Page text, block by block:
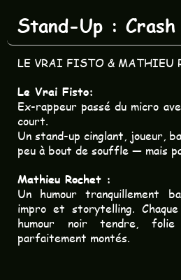
Stand-Up : Crash
LE VRAI FISTO & MATHIEU
Le Vrai Fisto:
Ex-rappeur passé du micro
court.
Un stand-up cinglant, joueur,
peu à bout de souffle — mais
Mathieu Rochet :
Un humour tranquillement
impro et storytelling.
humour noir tendre,
parfaitement montés.